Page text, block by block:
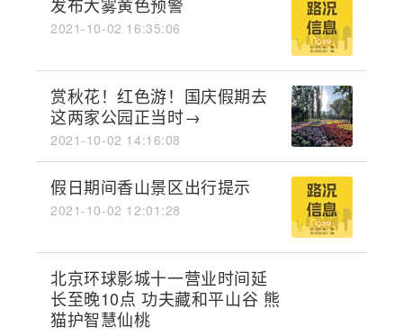
2021-10-02 16:35:06
赏秋花！红色游！国庆假期去
这两家公园正当时→
2021-10-02 14:16:08
假日期间香山景区出行提示
2021-10-02 12:01:28
北京环球影城十一营业时间延
长至晚10点 功夫藏和平山谷 熊
猫护智慧仙桃